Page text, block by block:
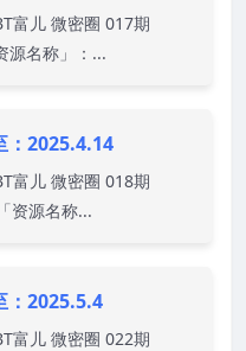
富儿 微密圈 017期
源名称」：...
：2025.4.14
富儿 微密圈 018期
资源名称...
：2025.5.4
富儿 微密圈 022期